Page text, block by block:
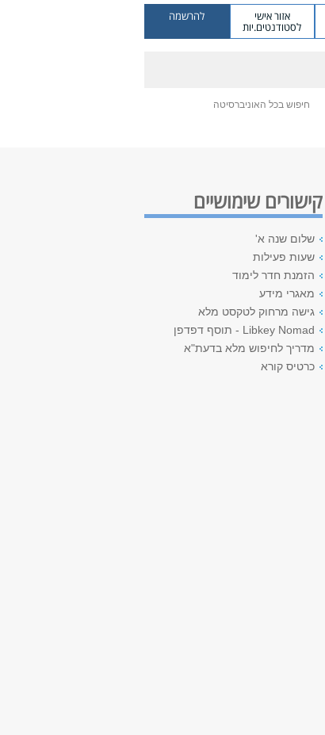
אזור אישי
לסטודנטים.יות
להרשמה
חיפוש בכל האוניברסיטה
קישורים שימושיים
שלום שנה א'
שעות פעילות
הזמנת חדר לימוד
מאגרי מידע
גישה מרחוק לטקסט מלא
Libkey Nomad - תוסף דפדפן
מדריך לחיפוש מלא בדעת"א
כרטיס קורא